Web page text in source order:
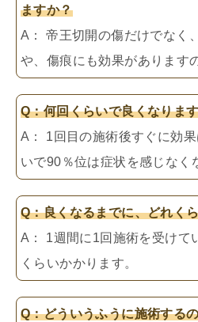
ますか？
A： 帝王切開の傷だけでなく
や、傷痕にも効果があります
Q：何回くらいで良くなりま
A： 1回目の施術後すぐに効
いで90％位は症状を感じなく
Q：良くなるまでに、どれく
A： 1週間に1回施術を受けて
くらいかかります。
Q：どういうふうに施術する